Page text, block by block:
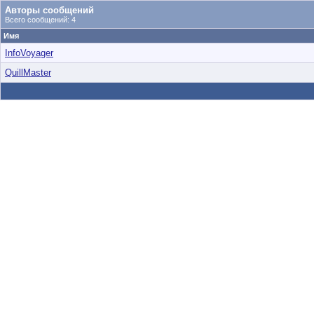
Авторы сообщений
Всего сообщений: 4
Имя
InfoVoyager
QuillMaster